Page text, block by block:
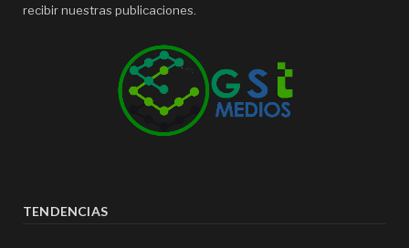
recibir nuestras publicaciones.
TENDENCIAS